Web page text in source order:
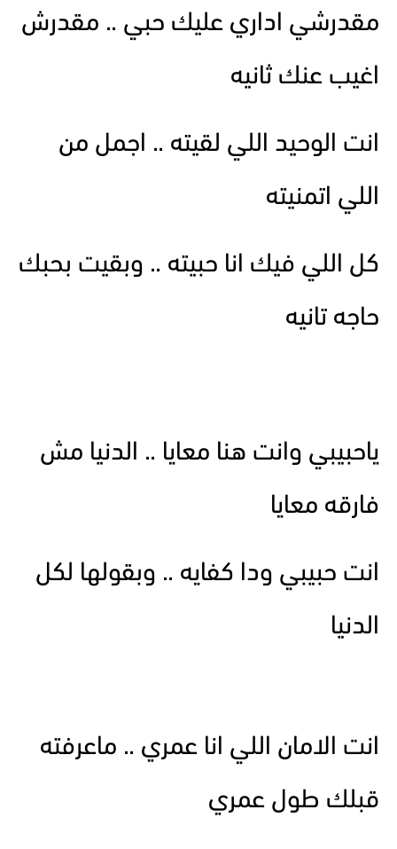
مقدرشي اداري عليك حبي .. مقدرش
اغيب عنك ثانيه
انت الوحيد اللي لقيته .. اجمل من
اللي اتمنيته
كل اللي فيك انا حبيته .. وبقيت بحبك
حاجه تانيه
ياحبيبي وانت هنا معايا .. الدنيا مش
فارقه معايا
انت حبيبي ودا كفايه .. وبقولها لكل
الدنيا
انت الامان اللي انا عمري .. ماعرفته
قبلك طول عمري